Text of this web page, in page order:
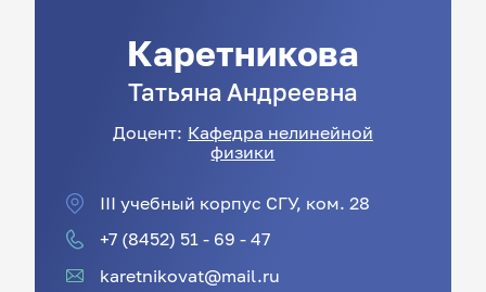
Каретникова
Татьяна Андреевна
Доцент: Кафедра нелинейной
физики
III учебный корпус СГУ, ком. 28
+7 (8452) 51 - 69 - 47
karetnikovat@mail.ru